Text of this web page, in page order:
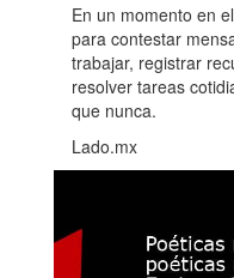
En un momento en
para contestar
trabajar, registrar
resolver tareas
que nunca.
Lado.mx